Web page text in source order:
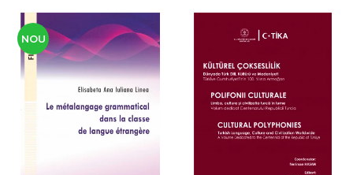
The state-citizen dialogue
in national and European
context
NOU